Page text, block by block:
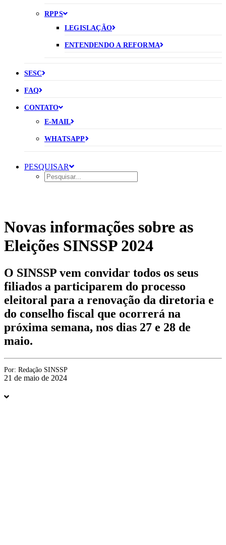
RPPS
LEGISLAÇÃO
ENTENDENDO A REFORMA
SESC
FAQ
CONTATO
E-MAIL
WHATSAPP
PESQUISAR
Novas informações sobre as
Eleições SINSSP 2024
O SINSSP vem convidar todos os seus
filiados a participarem do processo
eleitoral para a renovação da diretoria e
do conselho fiscal que ocorrerá na
próxima semana, nos dias 27 e 28 de
maio.
Por: Redação SINSSP
21 de maio de 2024